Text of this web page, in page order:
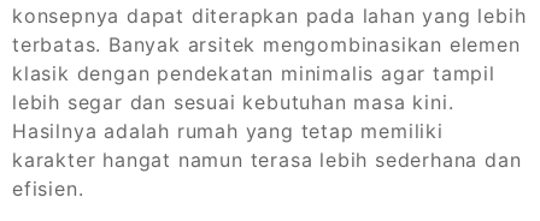
konsepnya dapat diterapkan pada lahan yang lebih
terbatas. Banyak arsitek mengombinasikan elemen
klasik dengan pendekatan minimalis agar tampil
lebih segar dan sesuai kebutuhan masa kini.
Hasilnya adalah rumah yang tetap memiliki
karakter hangat namun terasa lebih sederhana dan
efisien.